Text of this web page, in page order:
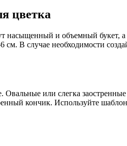
цветка
насыщенный и объемный
В случае необходимости
или слегка
кончик. Используйте